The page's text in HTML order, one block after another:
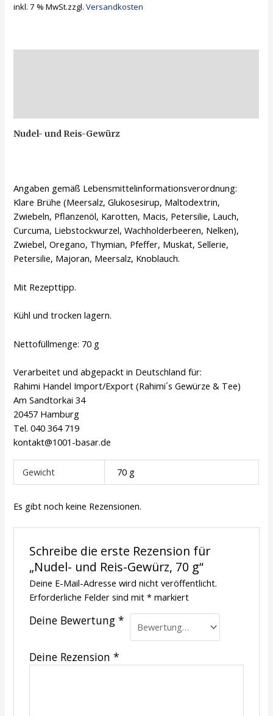
inkl. 7 % MwSt.zzgl.Versandkosten
Nudel- und Reis-Gewürz
Angaben gemäß Lebensmittelinformationsverordnung:
Klare Brühe (Meersalz, Glukosesirup, Maltodextrin,
Zwiebeln, Pflanzenöl, Karotten, Macis, Petersilie, Lauch,
Curcuma, Liebstockwurzel, Wachholderbeeren, Nelken),
Zwiebel, Oregano, Thymian, Pfeffer, Muskat, Sellerie,
Petersilie, Majoran, Meersalz, Knoblauch.
Mit Rezepttipp.
Kühl und trocken lagern.
Nettofüllmenge: 70 g
Verarbeitet und abgepackt in Deutschland für:
Rahimi Handel Import/Export (Rahimi´s Gewürze & Tee)
Am Sandtorkai 34
20457 Hamburg
Tel. 040 364 719
kontakt@1001-basar.de
Gewicht 70 g
Es gibt noch keine Rezensionen.
Schreibe die erste Rezension für
„Nudel- und Reis-Gewürz, 70 g“
Deine E-Mail-Adresse wird nicht veröffentlicht.
Erforderliche Felder sind mit *markiert
Deine Bewertung *
Deine Rezension *